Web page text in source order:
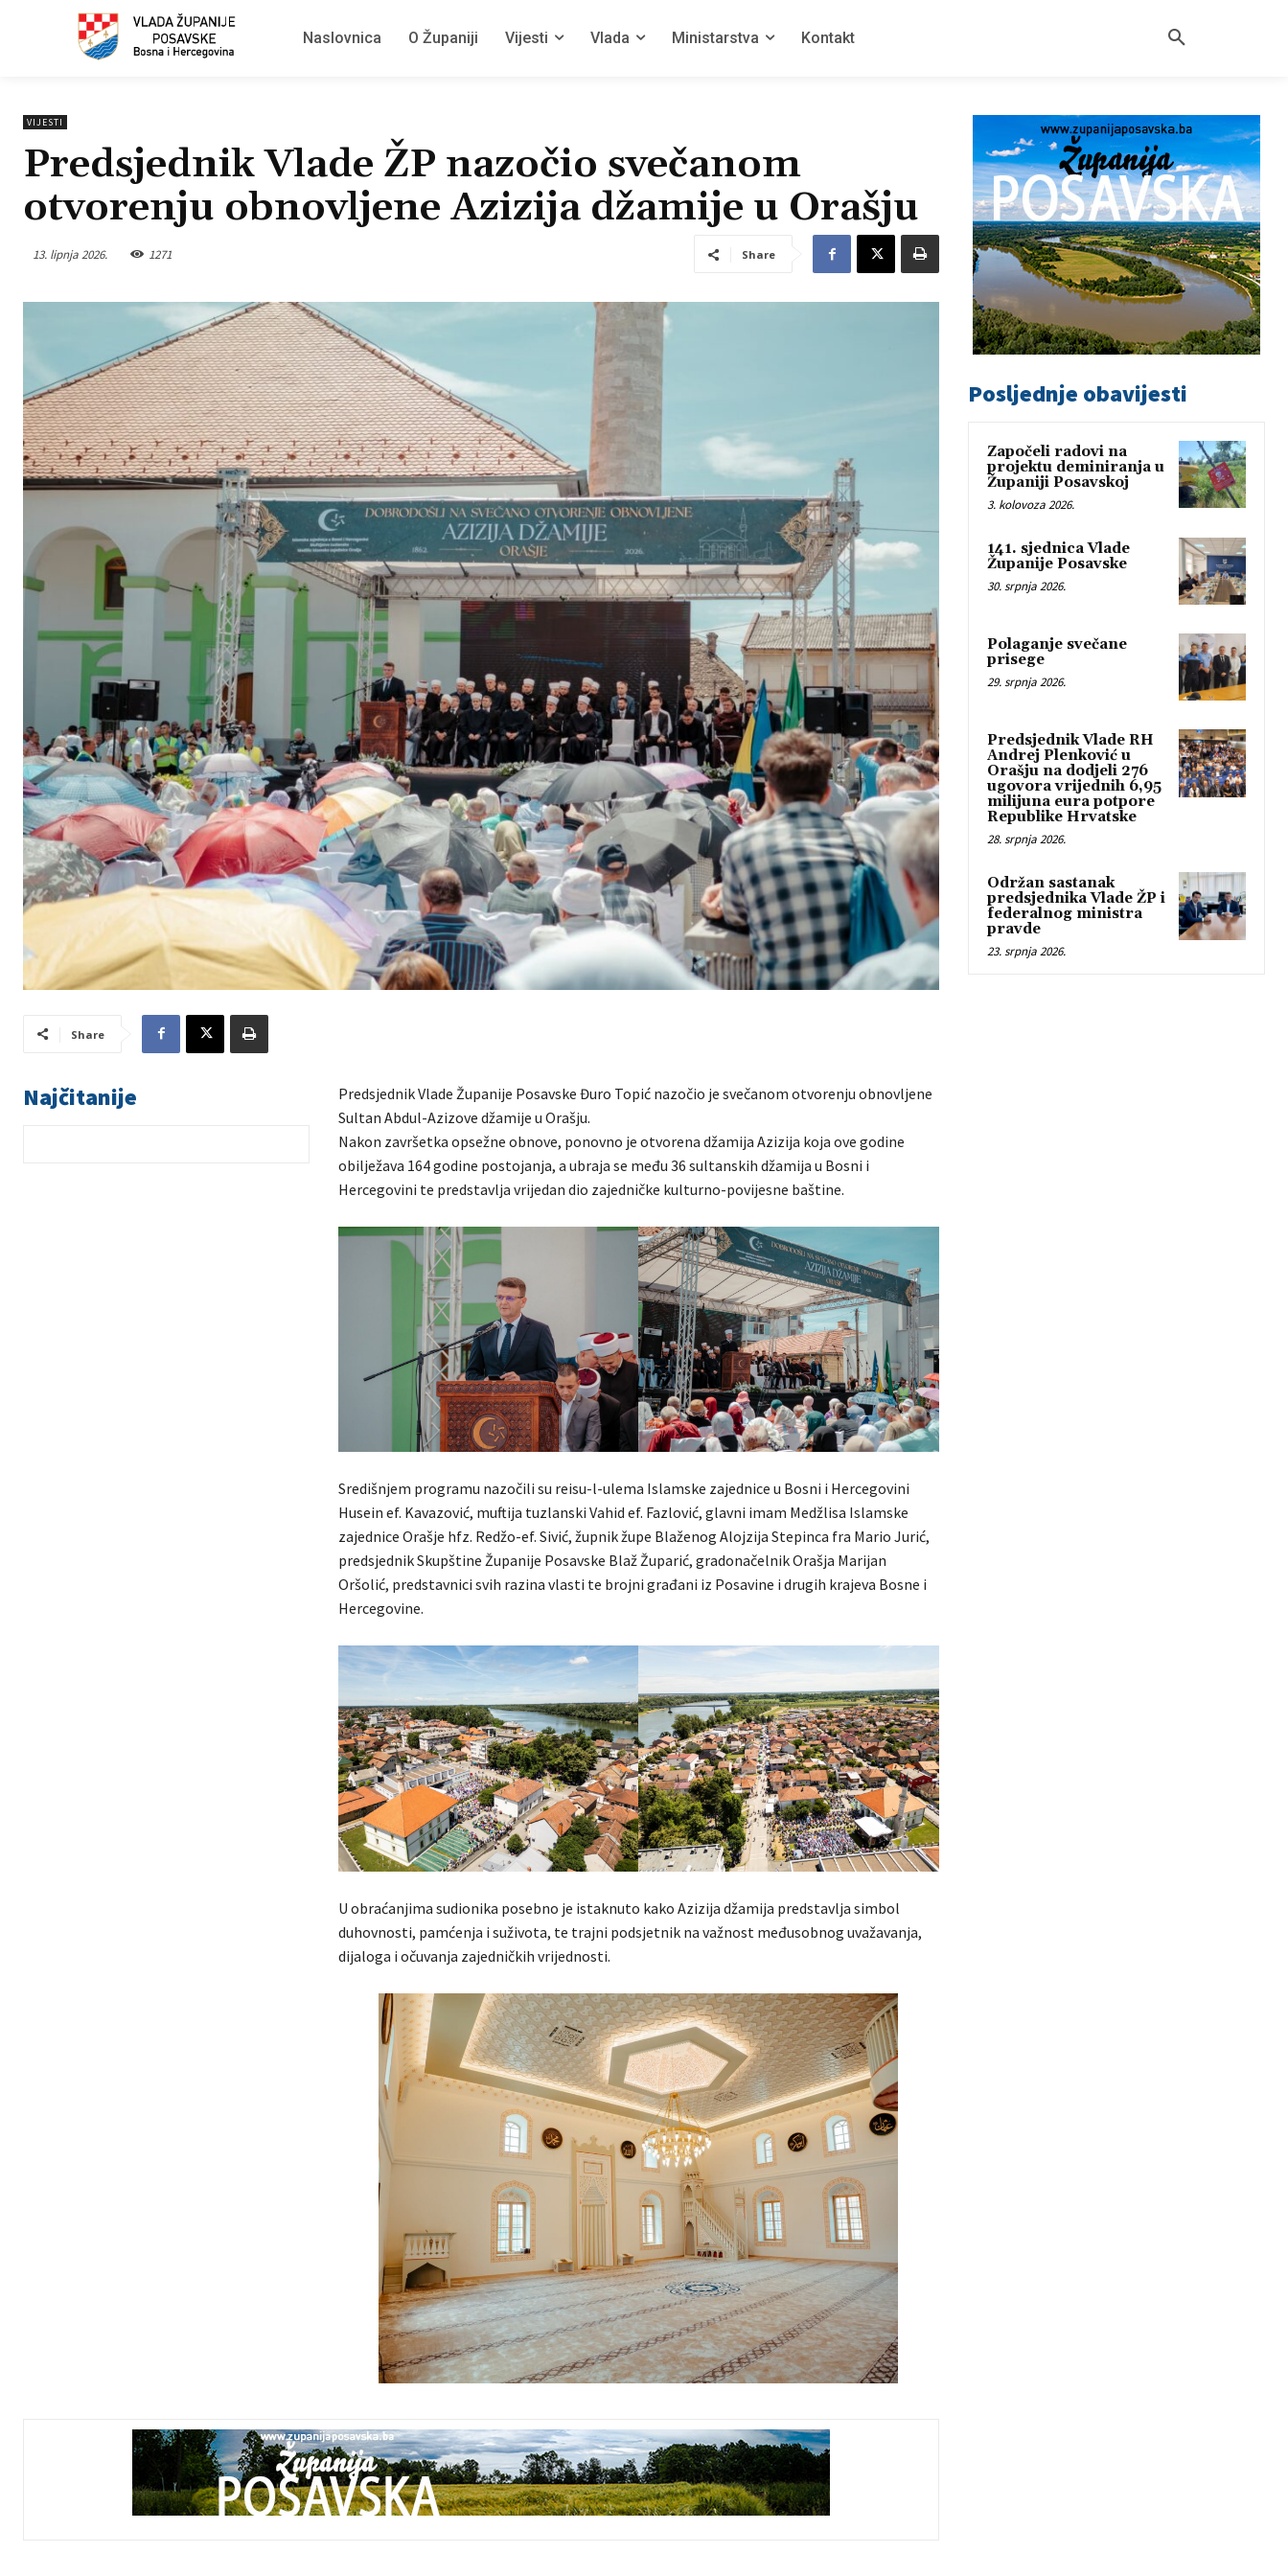
Naslovnica O Županiji Vijesti Vlada Ministarstva Kontakt
VIJESTI
Predsjednik Vlade ŽP nazočio svečanom
otvorenju obnovljene Azizija džamije u Orašju
13. lipnja 2026. 1271 Share
Share
Najčitanije
Predsjednik Vlade Županije Posavske Đuro Topić nazočio je svečanom otvorenju obnovljene
Sultan Abdul-Azizove džamije u Orašju.
Nakon završetka opsežne obnove, ponovno je otvorena džamija Azizija koja ove godine
obilježava 164 godine postojanja, a ubraja se među 36 sultanskih džamija u Bosni i
Hercegovini te predstavlja vrijedan dio zajedničke kulturno-povijesne baštine.
Središnjem programu nazočili su reisu-l-ulema Islamske zajednice u Bosni i Hercegovini
Husein ef. Kavazović, muftija tuzlanski Vahid ef. Fazlović, glavni imam Medžlisa Islamske
zajednice Orašje hfz. Redžo-ef. Sivić, župnik župe Blaženog Alojzija Stepinca fra Mario Jurić,
predsjednik Skupštine Županije Posavske Blaž Župarić, gradonačelnik Orašja Marijan
Oršolić, predstavnici svih razina vlasti te brojni građani iz Posavine i drugih krajeva Bosne i
Hercegovine.
U obraćanjima sudionika posebno je istaknuto kako Azizija džamija predstavlja simbol
duhovnosti, pamćenja i suživota, te trajni podsjetnik na važnost međusobnog uvažavanja,
dijaloga i očuvanja zajedničkih vrijednosti.
Posljednje obavijesti
Započeli radovi na
projektu deminiranja u
Županiji Posavskoj
3. kolovoza 2026.
141. sjednica Vlade
Županije Posavske
30. srpnja 2026.
Polaganje svečane
prisege
29. srpnja 2026.
Predsjednik Vlade RH
Andrej Plenković u
Orašju na dodjeli 276
ugovora vrijednih 6,95
milijuna eura potpore
Republike Hrvatske
28. srpnja 2026.
Održan sastanak
predsjednika Vlade ŽP i
federalnog ministra
pravde
23. srpnja 2026.